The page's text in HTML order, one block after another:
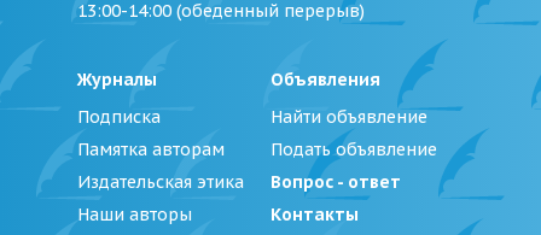
13:00-14:00 (обеденный перерыв)
Журналы
Подписка
Памятка авторам
Издательская этика
Наши авторы
Объявления
Найти объявление
Подать объявление
Вопрос - ответ
Контакты